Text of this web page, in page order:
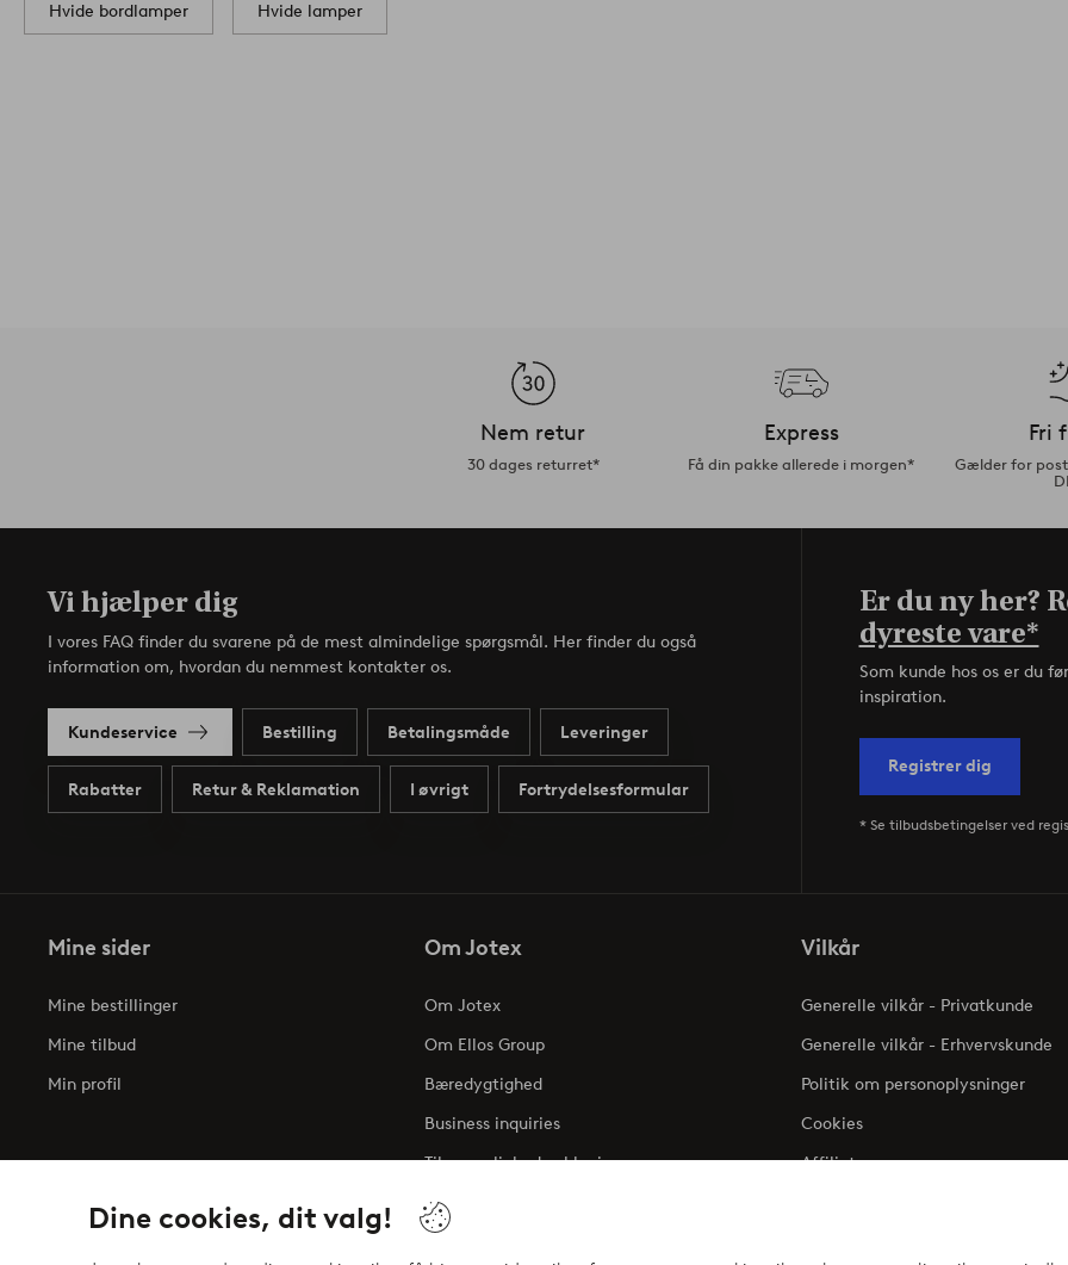
Dine cookies, dit valg!
Hvide bordlamper Hvide lamper
Nem retur
30 dages returret*
Express
Få din pakke allerede i morgen*
Fri
Gælder for
Vi hjælper dig
I vores FAQ finder du svarene på de mest almindelige spørgsmål. Her finder du også
information om, hvordan du nemmest kontakter os.
Kundeservice Bestilling Betalingsmåde Leveringer
Rabatter Retur & Reklamation I øvrigt Fortrydelsesformular
Er du ny her?
dyreste vare*
Som kunde hos os er du
inspiration.
Registrer dig
* Se tilbudsbetingelser ved
Mine sider
Mine bestillinger
Mine tilbud
Min profil
Om Jotex
Om Jotex
Om Ellos Group
Bæredygtighed
Business inquiries
Tilgængelighedserklæring
Vilkår
Generelle vilkår - Privatkunde
Generelle vilkår - Erhvervskunde
Politik om personoplysninger
Cookies
Affiliate